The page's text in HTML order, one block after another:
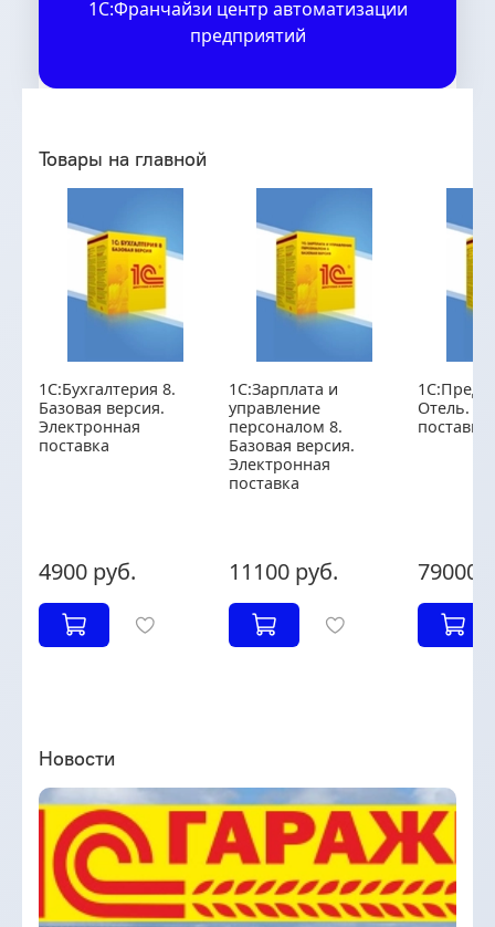
1С:Франчайзи центр автоматизации
предприятий
Товары на главной
1С:Бухгалтерия 8.
Базовая версия.
Электронная
поставка
4900 руб.
1С:Зарплата и
управление
персоналом 8.
Базовая версия.
Электронная
поставка
11100 руб.
Отель.
поставка
79000
Новости